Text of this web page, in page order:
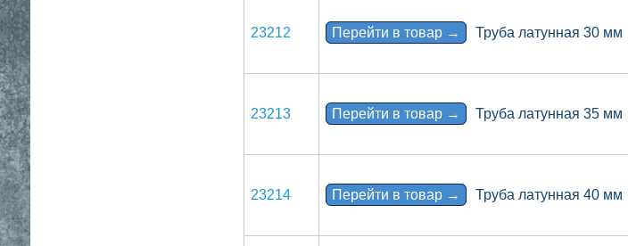
23212 Перейти в товар → Труба латунная 30 мм
23213 Перейти в товар → Труба латунная 35 мм
23214 Перейти в товар → Труба латунная 40 мм